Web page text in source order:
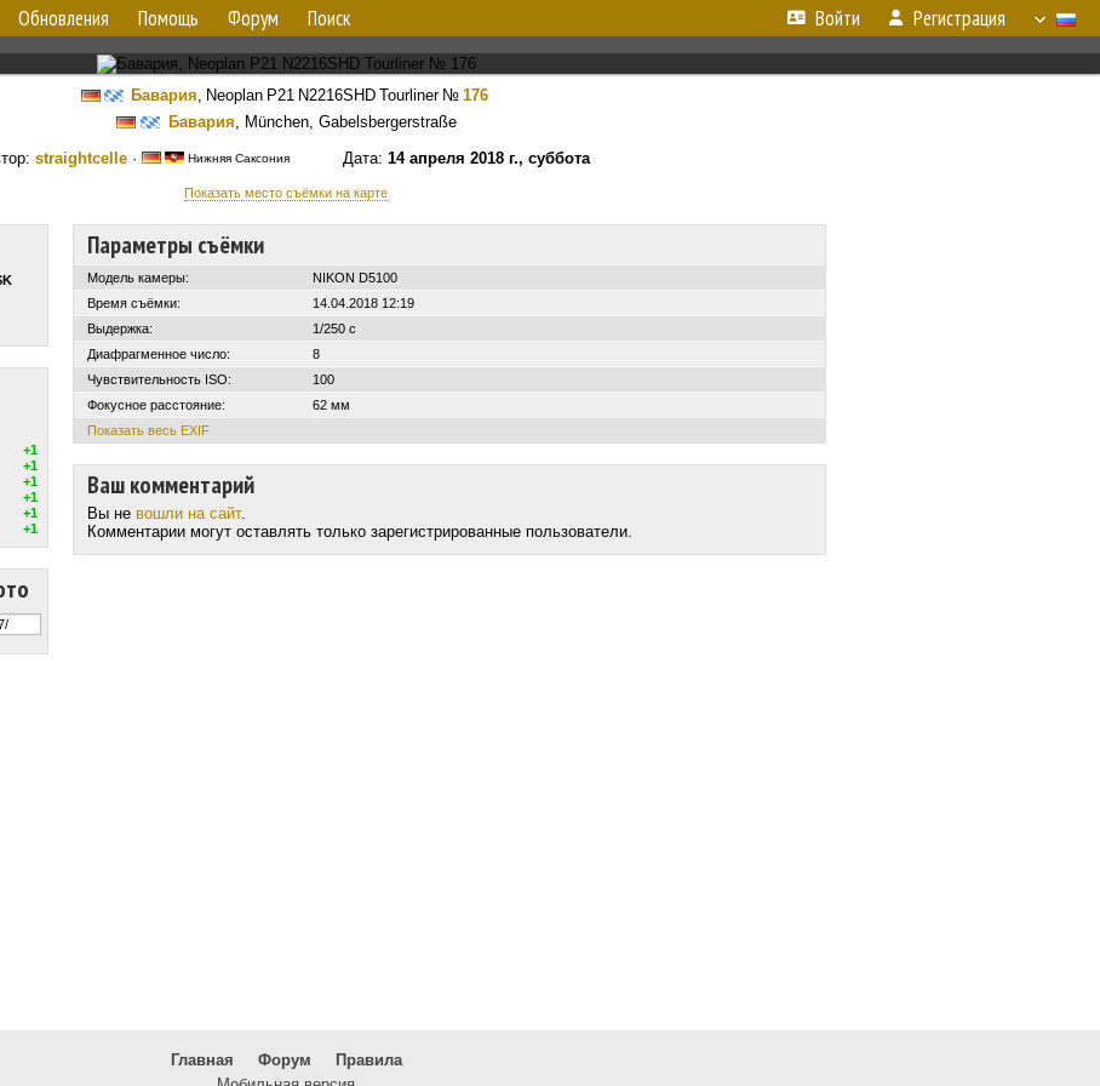
Обновления Помощь Форум Поиск Войти Регистрация
Бавария, Neoplan P21 N2216SHD Tourliner№ 176
Бавария, München, Gabelsbergerstraße
straightcelle · Нижняя Саксония Дата: 14 апреля 2018 г., суббота
Показать место съёмки на карте
+1
+1
+1
+1
+1
+1
Параметры съёмки
Модель камеры:
NIKON D5100
Время съёмки:
14.04.2018 12:19
Выдержка:
1/250 с
Диафрагменное число:
8
Чувствительность ISO:
100
Фокусное расстояние:
62 мм
Показать весь EXIF
Ваш комментарий
Вы не вошли на сайт.
Комментарии могут оставлять только зарегистрированные пользователи.
Главная Форум
Правила